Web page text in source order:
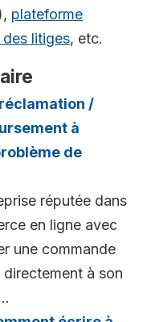
plateforme
litiges, etc.
/
à
de
réputée dans
en ligne avec
une commande
à son